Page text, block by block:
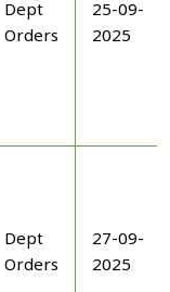
Dept
Orders
25-09-
2025
Dept
Orders
27-09-
2025